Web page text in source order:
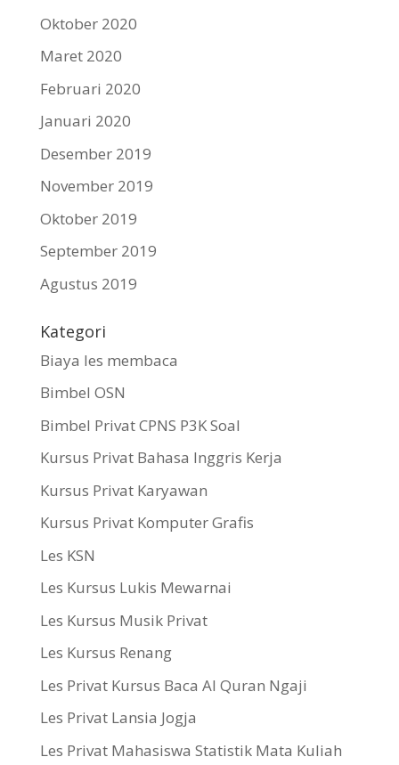
Oktober 2020
Maret 2020
Februari 2020
Januari 2020
Desember 2019
November 2019
Oktober 2019
September 2019
Agustus 2019
Kategori
Biaya les membaca
Bimbel OSN
Bimbel Privat CPNS P3K Soal
Kursus Privat Bahasa Inggris Kerja
Kursus Privat Karyawan
Kursus Privat Komputer Grafis
Les KSN
Les Kursus Lukis Mewarnai
Les Kursus Musik Privat
Les Kursus Renang
Les Privat Kursus Baca Al Quran Ngaji
Les Privat Lansia Jogja
Les Privat Mahasiswa Statistik Mata Kuliah